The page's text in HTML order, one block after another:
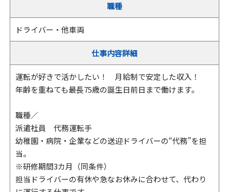
職種
ドライバー・他車両
仕事内容詳細
運転が好きで活かしたい！ 月給制で安定した収入！
年齢を重ねても最長75歳の誕生日前日まで働けます。
職種／
派遣社員 代務運転手
幼稚園・病院・企業などの送迎ドライバーの“代務”を担
当。
※研修期間3カ月（同条件）
担当ドライバーの有休や急なお休みに合わせて、代わり